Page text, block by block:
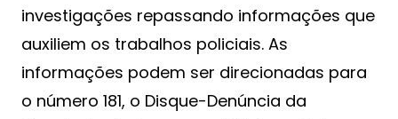
investigações repassando informações que
auxiliem os trabalhos policiais. As
informações podem ser direcionadas para
o número 181, o Disque-Denúncia da